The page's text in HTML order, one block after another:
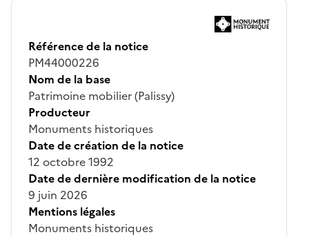
Référence de la notice
PM44000226
Nom de la base
Patrimoine mobilier (Palissy)
Producteur
Monuments historiques
Date de création de la notice
12 octobre 1992
Date de dernière modification de la notice
9 juin 2026
Mentions légales
Monuments historiques